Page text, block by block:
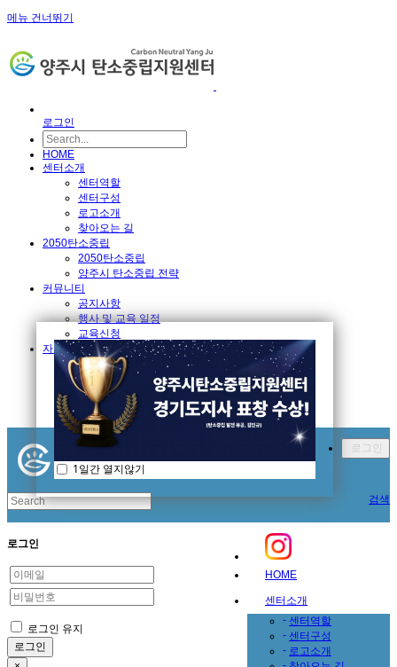
메뉴 건너뛰기
로그인
HOME
센터소개
센터역할
센터구성
로고소개
찾아오는 길
2050탄소중립
2050탄소중립
양주시 탄소중립 전략
커뮤니티
공지사항
행사 및 교육 일정
교육신청
자료실
규정/지침
언론보도
포토갤러리
정책소식
로그인
검색
HOME
센터소개
- 센터역할
- 센터구성
- 로고소개
로그인
로그인 유지
1일간 열지않기